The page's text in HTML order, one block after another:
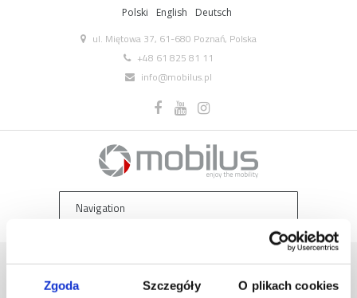
Zgoda Szczegóły O plikach cookies
Polski English Deutsch
ul. Miętowa 37, 61-680 Poznań, Polska
+48 61 825 81 11
info@mobilus.pl
ACCESSORIES
Home